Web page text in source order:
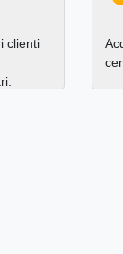
clienti